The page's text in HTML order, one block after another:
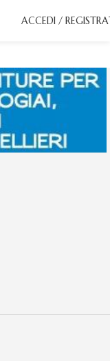
ACCEDI /